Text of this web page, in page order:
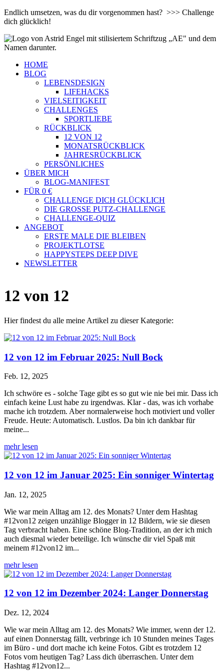
Endlich umsetzen, was du dir vorgenommen hast? >>> Challenge
dich glücklich!
HOME
BLOG
LEBENSDESIGN
LIFEHACKS
VIELSEITIGKEIT
CHALLENGES
SPORTLIEBE
RÜCKBLICK
12 VON 12
MONATSRÜCKBLICK
JAHRESRÜCKBLICK
PERSÖNLICHES
ÜBER MICH
BLOG-MANIFEST
FÜR 0 €
CHALLENGE DICH GLÜCKLICH
DIE GROSSE PUTZ-CHALLENGE
CHALLENGE-QUIZ
ANGEBOT
ERSTE MALE DIE BLEIBEN
PROJEKTLOTSE
HAPPYSTEPS DEEP DIVE
NEWSLETTER
12 von 12
Hier findest du alle meine Artikel zu dieser Kategorie:
12 von 12 im Februar 2025: Null Bock
Feb. 12, 2025
Ich schwöre es - solche Tage gibt es so gut wie nie bei mir. Dass ich
einfach keine Lust habe zu irgendwas. Klar - das, was ich vorhabe
mache ich trotzdem. Aber normalerweise hoch motiviert und voller
Freude. Heute: Automatisch. Lustlos. Da bin ich dankbar für
meine...
mehr lesen
12 von 12 im Januar 2025: Ein sonniger Wintertag
Jan. 12, 2025
Wie war mein Alltag am 12. des Monats? Unter dem Hashtag
#12von12 zeigen unzählige Blogger in 12 Bildern, wie sie diesen
Tag verbracht haben. Eine schöne Blog-Tradition, an der ich mich
auch diesmal wieder beteilige. Ich wünsche dir viel Spaß mit
meinem #12von12 im...
mehr lesen
12 von 12 im Dezember 2024: Langer Donnerstag
Dez. 12, 2024
Wie war mein Alltag am 12. des Monats? Wie immer, wenn der 12.
auf einen Donnerstag fällt, verbringe ich 10 Stunden meines Tages
im Büro - und dort mache ich keine Fotos. Gibt es trotzdem 12
Fotos vom heutigen Tag? Lass dich überraschen. Unter dem
Hashtag #12von12...